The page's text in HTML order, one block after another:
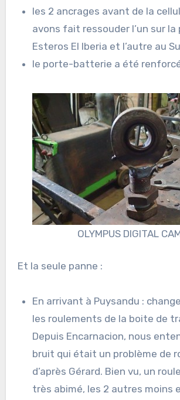
les 2 ancrages avant de la
avons fait ressouder l’un sur la
Esteros El Iberia et l’autre au
le porte-batterie a été
OLYMPUS DIGITAL
Et la seule panne :
En arrivant à Puysandu :
les roulements de la boite de
Depuis Encarnacion, nous
bruit qui était un problème de
d’après Gérard. Bien vu, un
très abimé, les 2 autres moins